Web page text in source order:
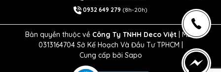
0932 649 279 (8h-20h)
Bản quyền thuộc về Công Ty TNHH Deco Việt | MST
0313164704 Sở Kế Hoạch Và Đầu Tư TPHCM |
Cung cấp bởi Sapo